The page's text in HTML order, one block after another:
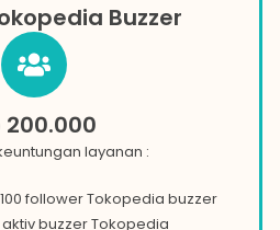
Buzzer
200.000
layanan :
follower Tokopedia buzzer
aktiv buzzerTokopedia